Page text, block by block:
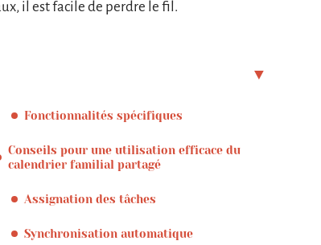
il est facile de perdre le fil.
Fonctionnalités spécifiques
Conseils pour une utilisation efficace du
calendrier familial partagé
Assignation des tâches
Synchronisation automatique